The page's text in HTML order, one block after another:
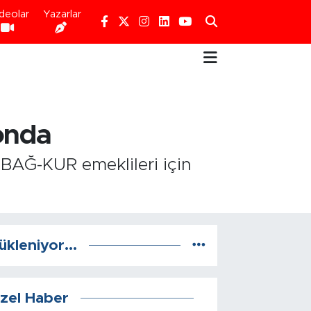
Yazarlar
KUR emeklileri için
Haber